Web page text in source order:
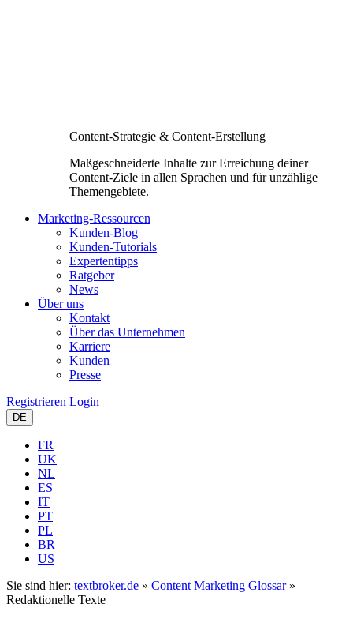
Content-Strategie & Content-Erstellung
Maßgeschneiderte Inhalte zur Erreichung deiner
Content-Ziele in allen Sprachen und für unzählige
Themengebiete.
Marketing-Ressourcen
Kunden-Blog
Kunden-Tutorials
Expertentipps
Ratgeber
News
Über uns
Kontakt
Über das Unternehmen
Karriere
Kunden
Presse
Registrieren Login
DE
FR
UK
NL
ES
IT
PT
PL
BR
US
Sie sind hier: textbroker.de » Content Marketing Glossar»
Redaktionelle Texte